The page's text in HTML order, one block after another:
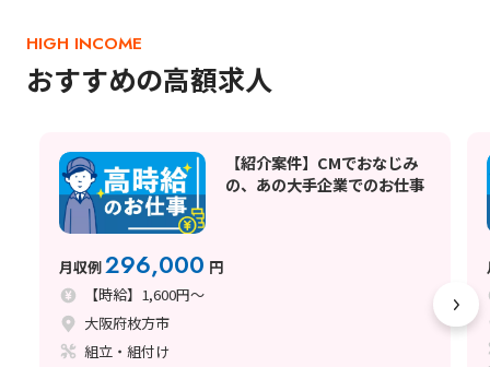
HIGH INCOME
おすすめの高額求人
【紹介案件】CMでおなじみ
の、あの大手企業でのお仕事
月収例296,000 円
【時給】1,600円～
大阪府枚方市
組立・組付け